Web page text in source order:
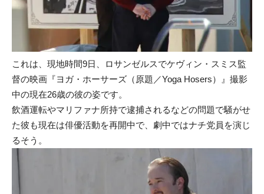
これは、現地時間9日、ロサンゼルスでケヴィン・スミス監
督の映画『ヨガ・ホーサーズ（原題／Yoga Hosers）』撮影
中の現在26歳の彼の姿です。
飲酒運転やマリファナ所持で逮捕されるなどの問題で騒がせ
た彼も現在は俳優活動を再開中で、劇中ではナチ党員を演じ
るそう。